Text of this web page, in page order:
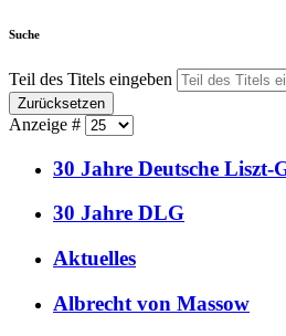
Suche
Teil des Titels eingeben
Zurücksetzen
Anzeige #
30 Jahre Deutsche Liszt-
30 Jahre DLG
Aktuelles
Albrecht von Massow